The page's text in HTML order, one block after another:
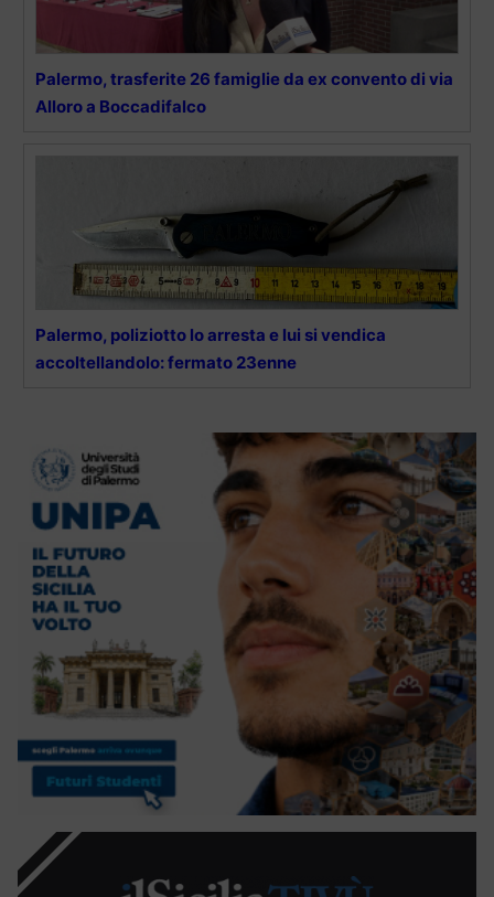
Palermo, trasferite 26 famiglie da ex convento di via
Alloro a Boccadifalco
Palermo, poliziotto lo arresta e lui si vendica
accoltellandolo: fermato 23enne